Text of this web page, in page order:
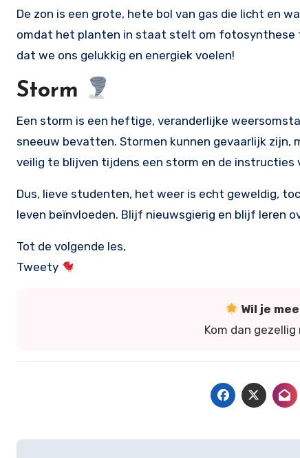
De zon is een grote, hete bol van gas die licht en
omdat het planten in staat stelt om fotosynthese
dat we ons gelukkig en energiek voelen!
Storm
Een storm is een heftige, veranderlijke
sneeuw bevatten. Stormen kunnen gevaarlijk zijn,
veilig te blijven tijdens een storm en de
Dus, lieve studenten, het weer is echt geweldig,
leven beïnvloeden. Blijf nieuwsgierig en blijf leren
Tot de volgende les,
Tweety
Wil je
Kom dan